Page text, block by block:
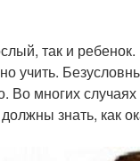
так и
учить.
многих
знать, как